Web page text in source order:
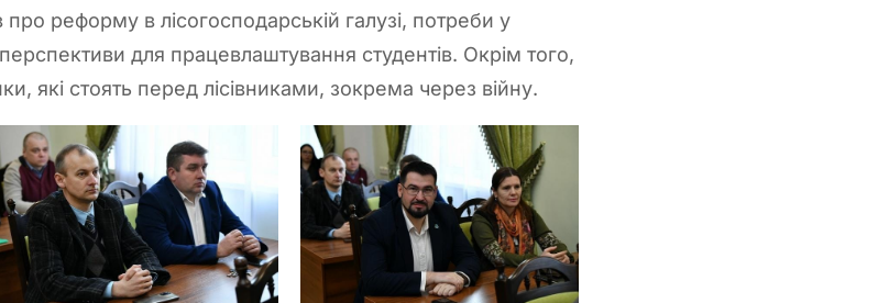
про реформу в лісогосподарській галузі, потреби у
для працевлаштування студентів. Окрім того,
які стоять перед лісівниками, зокрема через війну.